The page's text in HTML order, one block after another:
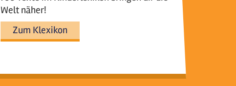
Welt näher!
Zum Klexikon